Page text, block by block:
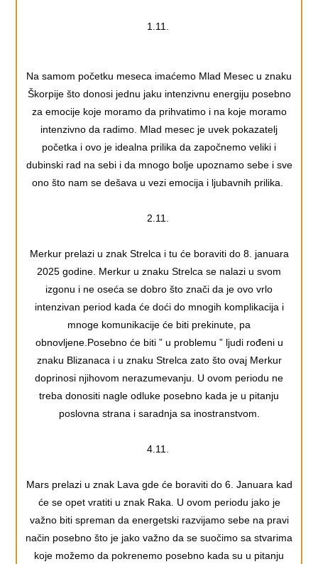
1.11.
Na samom početku meseca imaćemo Mlad Mesec u znaku
Škorpije što donosi jednu jaku intenzivnu energiju posebno
za emocije koje moramo da prihvatimo i na koje moramo
intenzivno da radimo. Mlad mesec je uvek pokazatelj
početka i ovo je idealna prilika da započnemo veliki i
dubinski rad na sebi i da mnogo bolje upoznamo sebe i sve
ono što nam se dešava u vezi emocija i ljubavnih prilika.
2.11.
Merkur prelazi u znak Strelca i tu će boraviti do 8. januara
2025 godine. Merkur u znaku Strelca se nalazi u svom
izgonu i ne oseća se dobro što znači da je ovo vrlo
intenzivan period kada će doći do mnogih komplikacija i
mnoge komunikacije će biti prekinute, pa
obnovljene.Posebno će biti ” u problemu ” ljudi rođeni u
znaku Blizanaca i u znaku Strelca zato što ovaj Merkur
doprinosi njihovom nerazumevanju. U ovom periodu ne
treba donositi nagle odluke posebno kada je u pitanju
poslovna strana i saradnja sa inostranstvom.
4.11.
Mars prelazi u znak Lava gde će boraviti do 6. Januara kad
će se opet vratiti u znak Raka. U ovom periodu jako je
važno biti spreman da energetski razvijamo sebe na pravi
način posebno što je jako važno da se suočimo sa stvarima
koje možemo da pokrenemo posebno kada su u pitanju